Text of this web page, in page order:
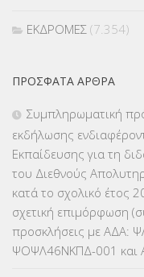
ΕΚΔΡΟΜΕΣ (7.354)
ΕΠΙΜΟΡΦΩΣΗ Τ.Π.Ε.
ΕΥΡΩΠΑΪΚΑ
ΚΕΣΥ (60)
ΚΕΣΥΠ(109)
ΠΡΌΣΦΑΤΑ ΆΡΘΡΑ
Συμπληρωματική
εκδήλωσης
Εκπαίδευσης για τη
του Διεθνούς
κατά το σχολικό έτος
σχετική επιμόρφωση
προσκλήσεις με ΑΔΑ:
ΨΟΨΛ46ΝΚΠΔ-001 και